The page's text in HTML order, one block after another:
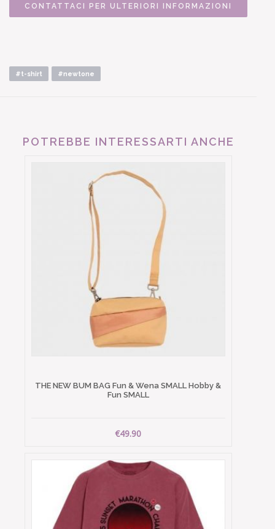
CONTATTACI PER ULTERIORI INFORMAZIONI
#t-shirt #newtone
POTREBBE INTERESSARTI ANCHE
THE NEW BUM BAG Fun & Wena SMALL Hobby &
Fun SMALL
€49.90